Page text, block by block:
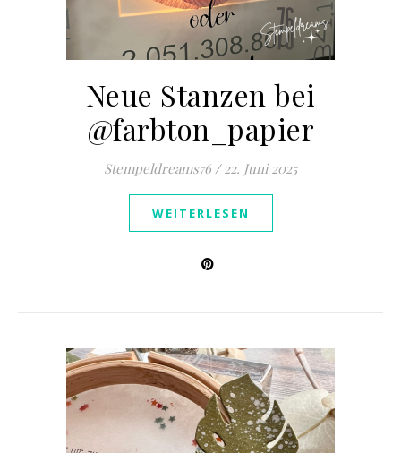
Neue Stanzen bei
@farbton_papier
Stempeldreams76 / 22. Juni 2025
WEITERLESEN